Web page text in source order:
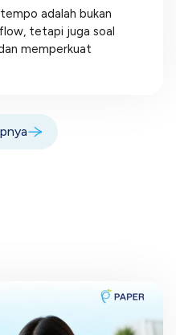
adalah bukan
tetapi juga soal
memperkuat